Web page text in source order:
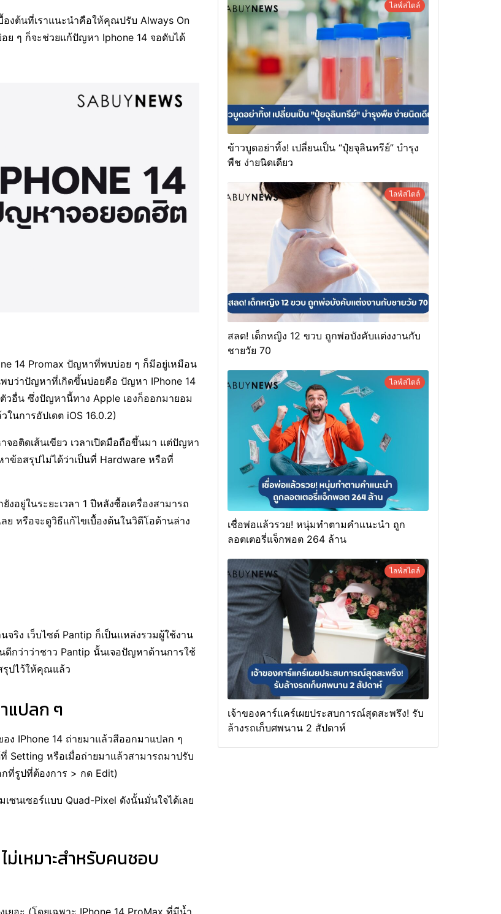
องต้นที่เราแนะนำคือให้คุณปรับ Always On
ย ๆ ก็จะช่วยแก้ปัญหา Iphone 14 จอดับได้
14 Promax ปัญหาที่พบบ่อย ๆ ก็มีอยู่เหมือน
บว่าปัญหาที่เกิดขึ้นบ่อยคือ ปัญหา IPhone 14
วอื่น ซึ่งปัญหานี้ทาง Apple เองก็ออกมายอม
นการอัปเดต iOS 16.0.2)
อติดเส้นเขียว เวลาเปิดมือถือขึ้นมา แต่ปัญหา
ข้อสรุปไม่ได้ว่าเป็นที่ Hardware หรือที่
อยู่ในระยะเวลา 1 ปีหลังซื้อเครื่องสามารถ
ย หรือจะดูวิธีแก้ไขเบื้องต้นในวิดีโอด้านล่าง
ริง เว็บไซต์ Pantip ก็เป็นแหล่งรวมผู้ใช้งาน
ดีกว่าว่าชาว Pantip นั้นเจอปัญหาด้านการใช้
รุปไว้ให้คุณแล้ว
แปลก ๆ
ง IPhone 14 ถ่ายมาแล้วสีออกมาแปลก ๆ
Setting หรือเมื่อถ่ายมาแล้วสามารถมาปรับ
ที่รูปที่ต้องการ > กด Edit)
ซนเซอร์แบบ Quad-Pixel ดังนั้นมั่นใจได้เลย
ม่เหมาะสำหรับคนชอบ
ยอะ (โดยเฉพาะ IPhone 14 ProMax ที่มีน้ำ
ไลฟ์สไตล์
ข้าวบูดอย่าทิ้ง! เปลี่ยนเป็น “ปุ๋ยจุลินทรีย์” บำรุง
พืช ง่ายนิดเดียว
ไลฟ์สไตล์
สลด! เด็กหญิง 12 ขวบ ถูกพ่อบังคับแต่งงานกับ
ชายวัย 70
ไลฟ์สไตล์
เชื่อพ่อแล้วรวย! หนุ่มทำตามคำแนะนำ ถูก
ลอตเตอรี่แจ็กพอต 264 ล้าน
ไลฟ์สไตล์
เจ้าของคาร์แคร์เผยประสบการณ์สุดสะพรึง! รับ
ล้างรถเก็บศพนาน 2 สัปดาห์